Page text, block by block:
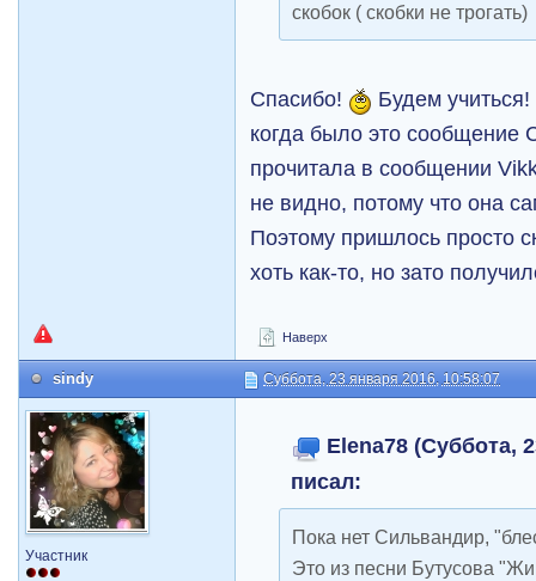
скобок ( скобки не трогать)
Спасибо!
Будем
когда было это сообщение
прочитала в сообщении
не видно, потому что она
Поэтому пришлось просто
хоть как-то, но зато
Наверх
sindy Суббота, 23 января 2016, 10:58:07
Участник
Elena78 (Суббота,
писал:
Пока нет Сильвандир,
Это из песни Бутусова